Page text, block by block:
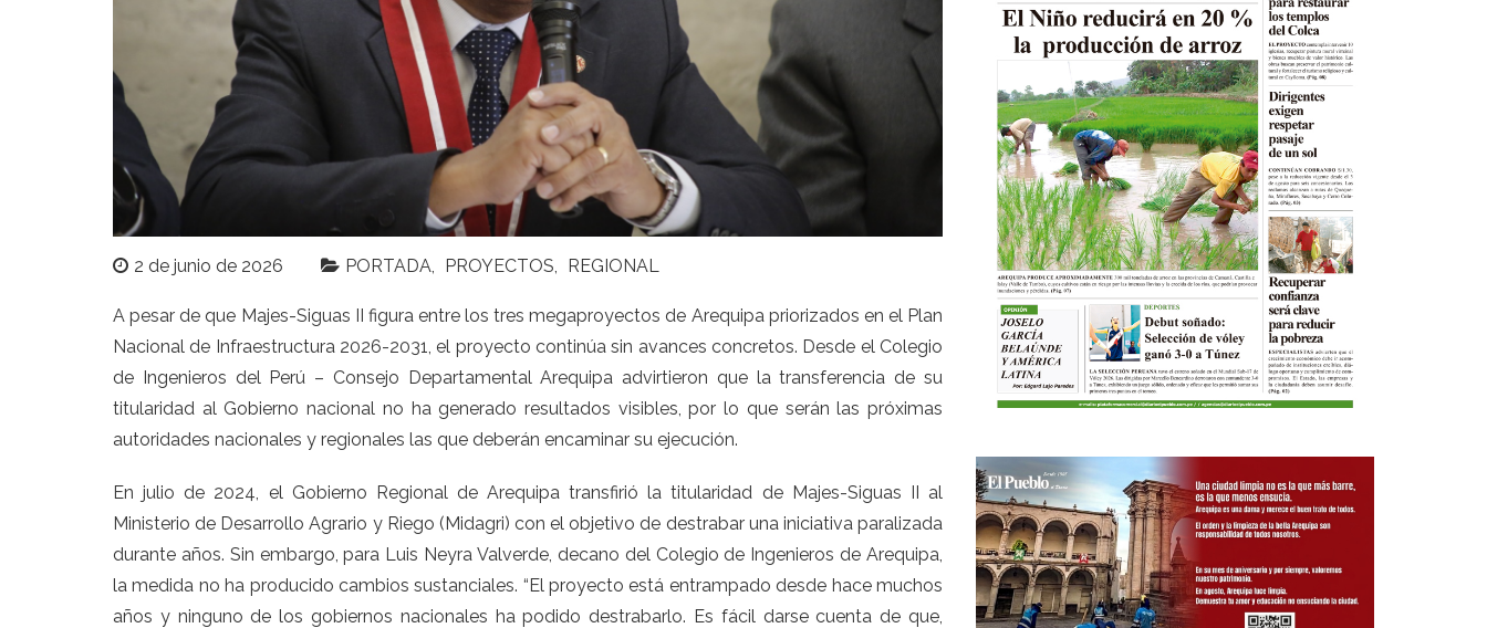
2 de junio de 2026 PORTADA PROYECTOS REGIONAL
A pesar de que Majes-Siguas II figura entre los tres megaproyectos de Arequipa priorizados en el Plan
Nacional de Infraestructura 2026-2031, el proyecto continúa sin avances concretos. Desde el Colegio
de Ingenieros del Perú – Consejo Departamental Arequipa advirtieron que la transferencia de su
titularidad al Gobierno nacional no ha generado resultados visibles, por lo que serán las próximas
autoridades nacionales y regionales las que deberán encaminar su ejecución.
En julio de 2024, el Gobierno Regional de Arequipa transfirió la titularidad de Majes-Siguas II al
Ministerio de Desarrollo Agrario y Riego (Midagri) con el objetivo de destrabar una iniciativa paralizada
durante años. Sin embargo, para Luis Neyra Valverde, decano del Colegio de Ingenieros de Arequipa,
la medida no ha producido cambios sustanciales. “El proyecto está entrampado desde hace muchos
años y ninguno de los gobiernos nacionales ha podido destrabarlo. Es fácil darse cuenta de que,